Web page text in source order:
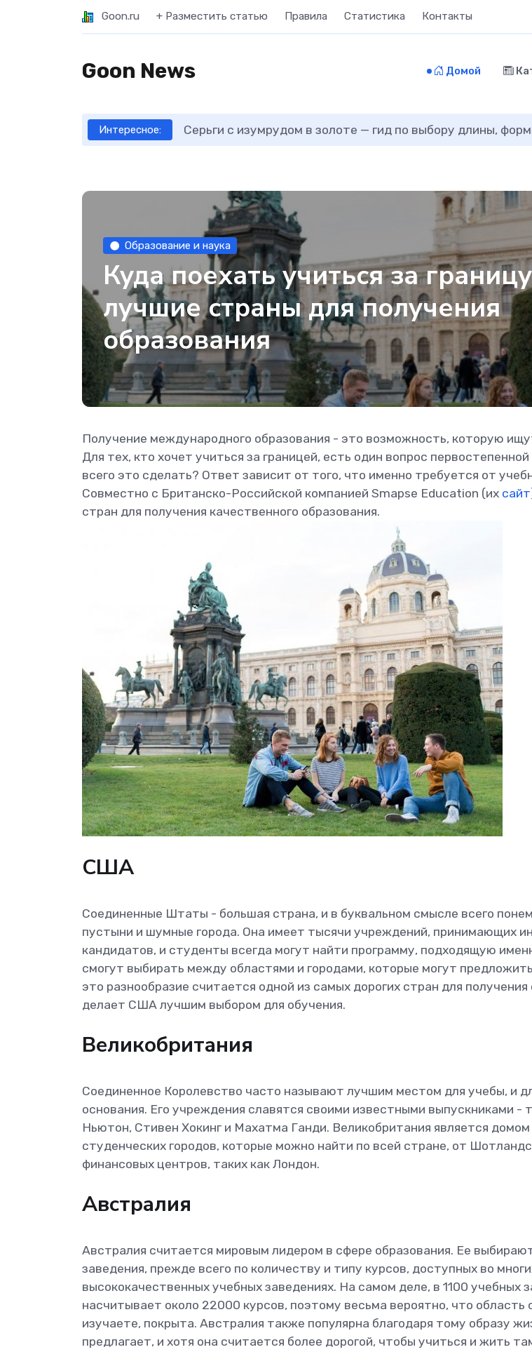
Goon.ru + Разместить статью Правила Статистика Контакты
Goon News Домой
Интересное: Серьги с изумрудом в золоте — гид по выбору длины,
Образование и наука
Куда поехать учиться за
лучшие страны для получения
образования
Получение международного образования - это возможность, которую
Для тех, кто хочет учиться за границей, есть один вопрос
всего это сделать? Ответ зависит от того, что именно требуется от
Совместно с Британско-Российской компанией Smapse Education (их сайт
стран для получения качественного образования.
США
Соединенные Штаты - большая страна, и в буквальном смысле всего
пустыни и шумные города. Она имеет тысячи учреждений, принимающих
кандидатов, и студенты всегда могут найти программу, подходящую
смогут выбирать между областями и городами, которые могут
это разнообразие считается одной из самых дорогих стран для получения
делает США лучшим выбором для обучения.
Великобритания
Соединенное Королевство часто называют лучшим местом для учебы, и
основания. Его учреждения славятся своими известными выпускниками -
Ньютон, Стивен Хокинг и Махатма Ганди. Великобритания является домом
студенческих городов, которые можно найти по всей стране, от
финансовых центров, таких как Лондон.
Австралия
Австралия считается мировым лидером в сфере образования. Ее
заведения, прежде всего по количеству и типу курсов, доступных во
высококачественных учебных заведениях. На самом деле, в 1100 учебных
насчитывает около 22000 курсов, поэтому весьма вероятно, что область
изучаете, покрыта. Австралия также популярна благодаря тому образу
предлагает, и хотя она считается более дорогой, чтобы учиться и жить